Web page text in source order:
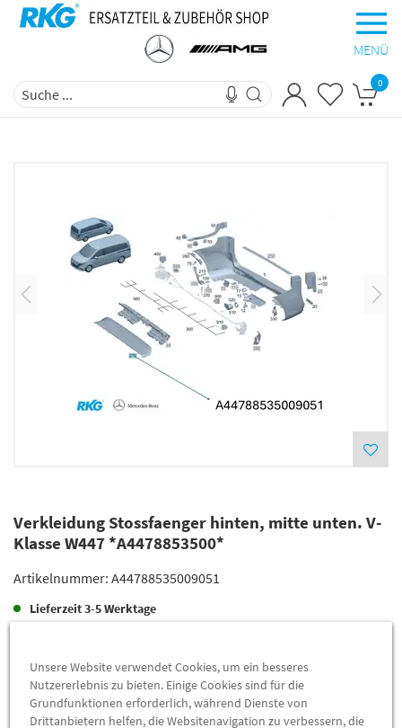
MENÜ
0
Verkleidung Stossfaenger hinten, mitte unten. V-
Klasse W447 *A4478853500*
Artikelnummer: A44788535009051
Lieferzeit3-5 Werktage
Preis inkl. 19%MwSt.
Versandkostenfrei
Unsere Website verwendet Cookies, um ein besseres
Nutzererlebnis zu bieten. Einige Cookies sind für die
Grundfunktionen erforderlich, während Dienste von
Drittanbietern helfen, die Websitenavigation zu verbessern, die